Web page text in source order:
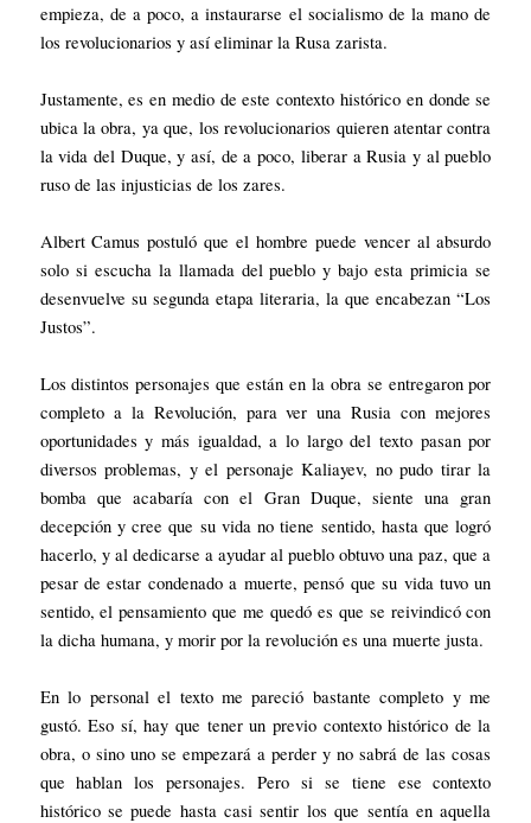
empieza, de a poco, a instaurarse el socialismo de la mano de
los revolucionarios y así eliminar la Rusa zarista.
Justamente, es en medio de este contexto histórico en donde se
ubica la obra, ya que, los revolucionarios quieren atentar contra
la vida del Duque, y así, de a poco, liberar a Rusia y al pueblo
ruso de las injusticias de los zares.
Albert Camus postuló que el hombre puede vencer al absurdo
solo si escucha la llamada del pueblo y bajo esta primicia se
desenvuelve su segunda etapa literaria, la que encabezan “Los
Justos”.
Los distintos personajes que están en la obra se entregaron por
completo a la Revolución, para ver una Rusia con mejores
oportunidades y más igualdad, a lo largo del texto pasan por
diversos problemas, y el personaje Kaliayev, no pudo tirar la
bomba que acabaría con el Gran Duque, siente una gran
decepción y cree que su vida no tiene sentido, hasta que logró
hacerlo, y al dedicarse a ayudar al pueblo obtuvo una paz, que a
pesar de estar condenado a muerte, pensó que su vida tuvo un
sentido, el pensamiento que me quedó es que se reivindicó con
la dicha humana, y morir por la revolución es una muerte justa.
En lo personal el texto me pareció bastante completo y me
gustó. Eso sí, hay que tener un previo contexto histórico de la
obra, o sino uno se empezará a perder y no sabrá de las cosas
que hablan los personajes. Pero si se tiene ese contexto
histórico se puede hasta casi sentir los que sentía en aquella